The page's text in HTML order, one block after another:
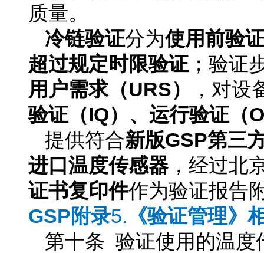
质量。
冷链验证分为使用前验
超过规定时限验证 ；验证
用户需求（URS）
，对设
验证（IQ）、运行验证（
提供符合新版GSP第三
进口温度传感器，经过北
证书复印件作为验证报告
GSP附录5. 《验证管理》
第十条 验证使用的温度